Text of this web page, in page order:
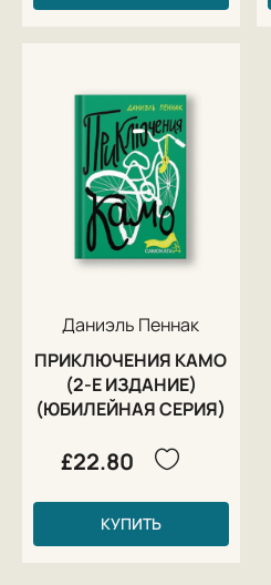
Даниэль Пеннак
ПРИКЛЮЧЕНИЯ КАМО
(2-Е ИЗДАНИЕ)
(ЮБИЛЕЙНАЯ СЕРИЯ)
£22.80
КУПИТЬ